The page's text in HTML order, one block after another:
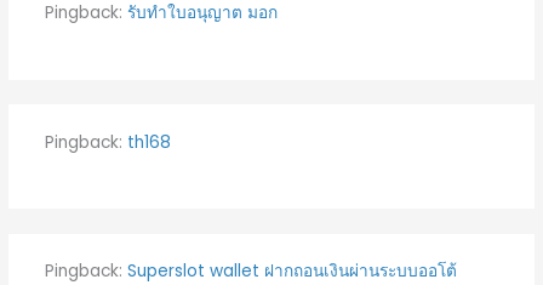
Pingback: รับทำใบอนุญาต มอก
Pingback: th168
Pingback: Superslot wallet ฝากถอนเงินผ่านระบบออโต้